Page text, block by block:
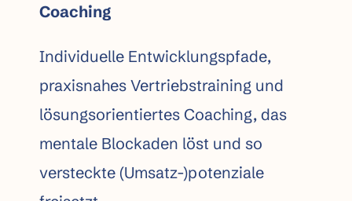
Coaching
Individuelle Entwicklungs­pfade,
praxisnahes Vertriebstraining und
lösungs­orientiertes Coaching, das
mentale Blockaden löst und so
versteckte (Umsatz-­)potenziale